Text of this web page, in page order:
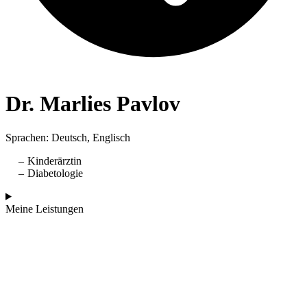
Dr. Marlies Pavlov
Sprachen: Deutsch, Englisch
Kinderärztin
Diabetologie
Meine Leistungen